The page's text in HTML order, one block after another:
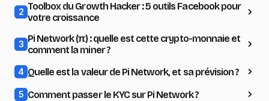
2 Toolbox du Growth Hacker : 5 outils Facebook pour
votre croissance
3 Pi Network (π) : quelle est cette crypto-monnaie et
comment la miner ?
4 Quelle est la valeur de Pi Network, et sa prévision ?
5 Comment passer le KYC sur Pi Network ?